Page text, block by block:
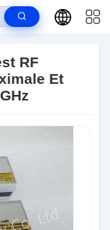
De 50 MHz À 18 GHz
RF
Et